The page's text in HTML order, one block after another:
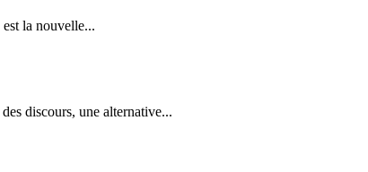
la nouvelle...
discours, une alternative...